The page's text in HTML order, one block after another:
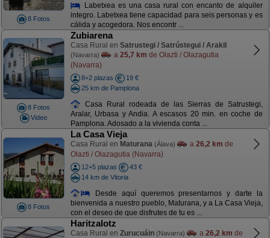
8 Fotos
Labetxea es una casa rural con encanto de alquiler
integro. Labetxea tiene capacidad para seis personas y es
cálida y acogedora. Nos encontr ...
8 Fotos
Video
Zubiarena
Casa Rural en Satrustegi / Satrústegui / Arakil
(Navarra) a 25,7 km de Olazti / Olazagutia
(Navarra)
8+2 plazas
19 €
25 km de Pamplona
Casa Rural rodeada de las Sierras de Satrustegi,
Aralar, Urbasa y Andia. A escasos 20 min. en coche de
Pamplona. Adosado a la vivienda conta ...
8 Fotos
La Casa Vieja
Casa Rural en Maturana (Álava) a 26,2 km de
Olazti / Olazagutia (Navarra)
12+5 plazas
43 €
14 km de Vitoria
Desde aquí queremos presentarnos y darte la
bienvenida a nuestro pueblo, Maturana, y a La Casa Vieja,
con el deseo de que disfrutes de tu es ...
Haritzalotz
Casa Rural en Zurucuáin (Navarra) a 26,2 km de